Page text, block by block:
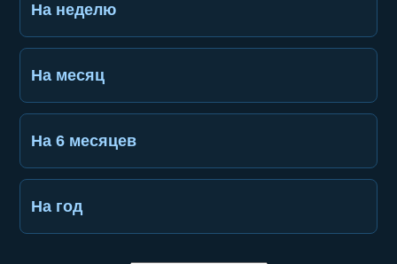
На неделю
На месяц
На 6 месяцев
На год